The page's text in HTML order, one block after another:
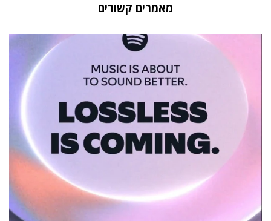
מאמרים קשורים